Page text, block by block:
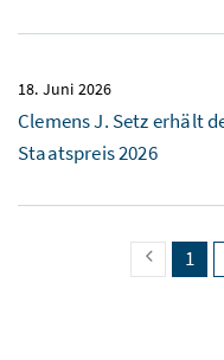
18. Juni 2026
Clemens J. Setz erhält
Staatspreis 2026
1